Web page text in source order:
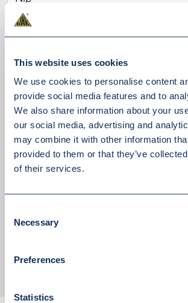
This website uses cookies
We use cookies to personalise content
provide social media features and to
We also share information about your
our social media, advertising and
may combine it with other information
provided to them or that they’ve
of their services.
Selection
Necessary
Preferences
Statistics